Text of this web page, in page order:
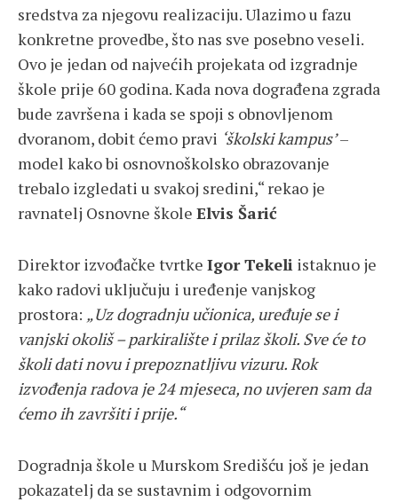
sredstva za njegovu realizaciju. Ulazimo u fazu
konkretne provedbe, što nas sve posebno veseli.
Ovo je jedan od najvećih projekata od izgradnje
škole prije 60 godina. Kada nova dograđena zgrada
bude završena i kada se spoji s obnovljenom
dvoranom, dobit ćemo pravi ‘školski kampus’–
model kako bi osnovnoškolsko obrazovanje
trebalo izgledati u svakoj sredini,“ rekao je
ravnatelj Osnovne škole Elvis Šarić
Direktor izvođačke tvrtke Igor Tekeli istaknuo je
kako radovi uključuju i uređenje vanjskog
prostora: „Uz dogradnju učionica, uređuje se i
vanjski okoliš – parkiralište i prilaz školi. Sve će to
školi dati novu i prepoznatljivu vizuru. Rok
izvođenja radova je 24 mjeseca, no uvjeren sam da
ćemo ih završiti i prije.“
Dogradnja škole u Murskom Središću još je jedan
pokazatelj da se sustavnim i odgovornim